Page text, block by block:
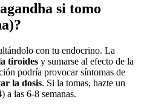
si tomo
con tu endocrino. La
tiroides y sumarse al efecto de la
podría provocar síntomas de
la dosis. Si la tomas, hazte un
las 6-8 semanas.